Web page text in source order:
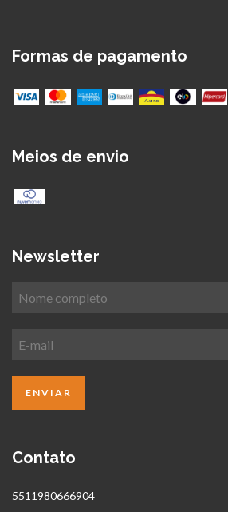
Formas de pagamento
Meios de envio
Newsletter
Contato
5511980666904